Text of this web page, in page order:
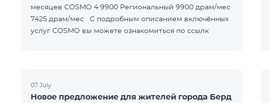
месяцев COSMO 4 9900 Региональный 9900 драм/мес
7425 драм/мес С подробным описанием включённых
услуг COSMO вы можете ознакомиться по ссылк
07 July
Новое предложение для жителей города Берд